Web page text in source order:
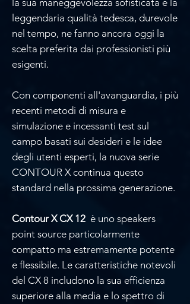
leggendaria qualità tedesca, durevole
nel tempo, ne fanno ancora oggi la
scelta preferita dai professionisti più
esigenti.
Con componenti all'avanguardia, i più
recenti metodi di misura e
simulazione e incessanti test sul
campo basati sui desideri e le idee
degli utenti esperti, la nuova serie
CONTOUR X continua questo
standard nella prossima generazione.
Contour X CX 12 è uno speakers
point source particolarmente
compatto ma estremamente potente
e flessibile. Le caratteristiche notevoli
del CX 8 includono la sua efficienza
superiore alla media e lo spettro di